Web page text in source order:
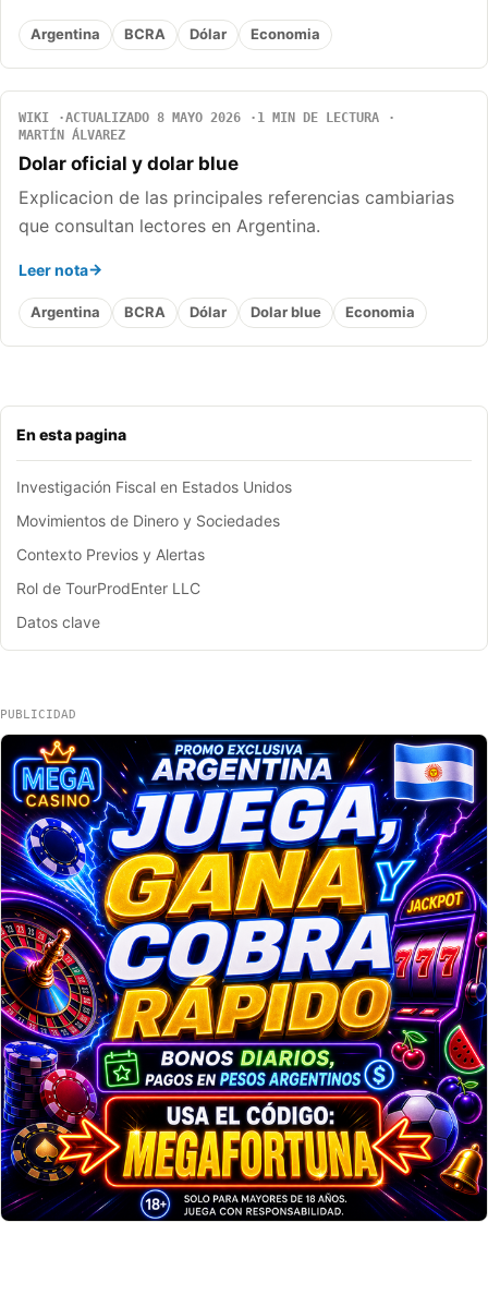
En esta pagina
Investigación Fiscal en Estados Unidos
Movimientos de Dinero y Sociedades
Contexto Previos y Alertas
Rol de TourProdEnter LLC
Datos clave
Argentina BCRA Dólar Economia
WIKI ACTUALIZADO 8 MAYO 2026
1 MIN DE LECTURA
MARTÍN ÁLVAREZ
Dolar oficial y dolar blue
Explicacion de las principales referencias cambiarias
que consultan lectores en Argentina.
Leer nota
Argentina BCRA Dólar Dolar blue Economia
PUBLICIDAD